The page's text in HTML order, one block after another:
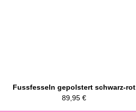
Fussfesseln gepolstert schwarz-rot
89,95 €